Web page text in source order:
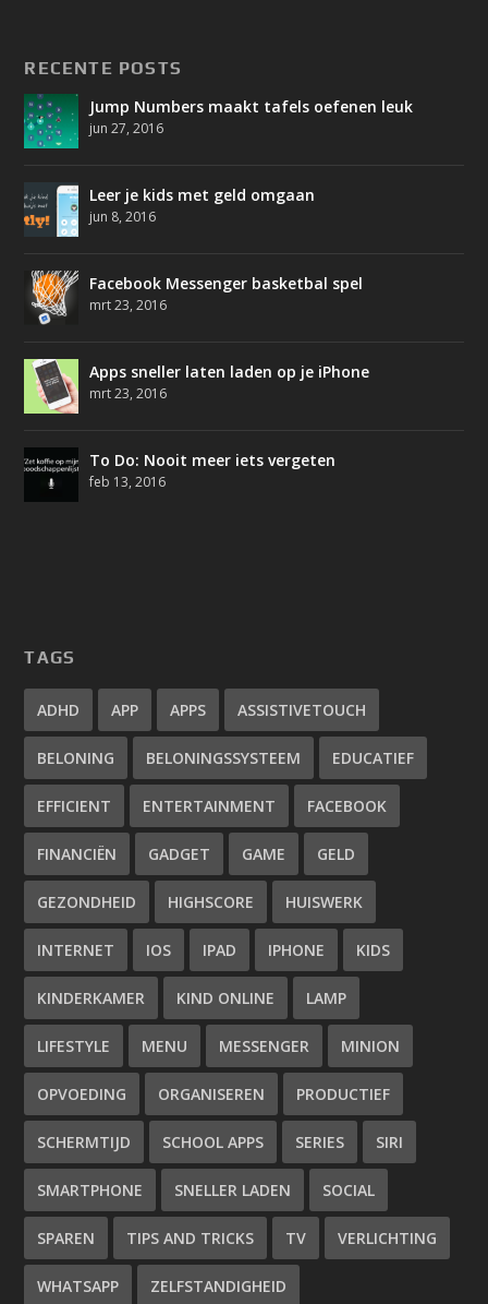
RECENTE POSTS
Jump Numbers maakt tafels oefenen leuk
jun 27, 2016
Leer je kids met geld omgaan
jun 8, 2016
Facebook Messenger basketbal spel
mrt 23, 2016
Apps sneller laten laden op je iPhone
mrt 23, 2016
To Do: Nooit meer iets vergeten
feb 13, 2016
TAGS
ADHD APP APPS ASSISTIVETOUCH
BELONING BELONINGSSYSTEEM EDUCATIEF
EFFICIENT ENTERTAINMENT FACEBOOK
FINANCIËN GADGET GAME GELD
GEZONDHEID HIGHSCORE HUISWERK
INTERNET IOS IPAD IPHONE KIDS
KINDERKAMER KIND ONLINE LAMP
LIFESTYLE MENU MESSENGER MINION
OPVOEDING ORGANISEREN PRODUCTIEF
SCHERMTIJD SCHOOL APPS SERIES SIRI
SMARTPHONE SNELLER LADEN SOCIAL
SPAREN TIPS AND TRICKS TV VERLICHTING
WHATSAPP ZELFSTANDIGHEID